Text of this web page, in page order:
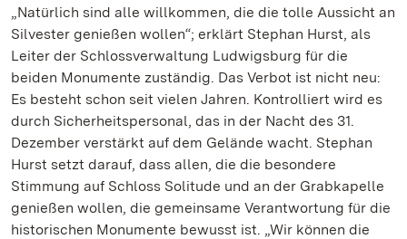
„Natürlich sind alle willkommen, die die tolle Aussicht an
Silvester genießen wollen“; erklärt Stephan Hurst, als
Leiter der Schlossverwaltung Ludwigsburg für die
beiden Monumente zuständig. Das Verbot ist nicht neu:
Es besteht schon seit vielen Jahren. Kontrolliert wird es
durch Sicherheitspersonal, das in der Nacht des 31.
Dezember verstärkt auf dem Gelände wacht. Stephan
Hurst setzt darauf, dass allen, die die besondere
Stimmung auf Schloss Solitude und an der Grabkapelle
genießen wollen, die gemeinsame Verantwortung für die
historischen Monumente bewusst ist. „Wir können die